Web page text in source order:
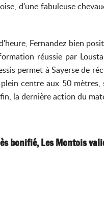
d'une fabuleuse
Fernandez bien
réussie par
permet à Sayerse de
centre aux 50
la dernière action du
bonifié, Les Montois